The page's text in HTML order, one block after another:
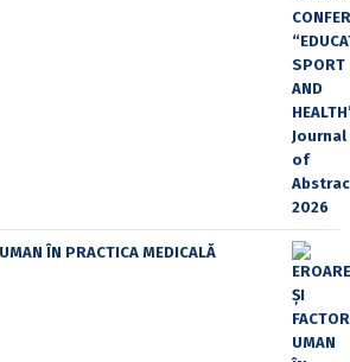
ÎN PRACTICA MEDICALĂ